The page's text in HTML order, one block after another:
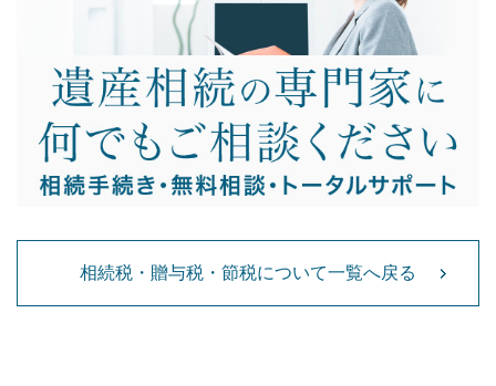
相続税・贈与税・節税について一覧へ戻る